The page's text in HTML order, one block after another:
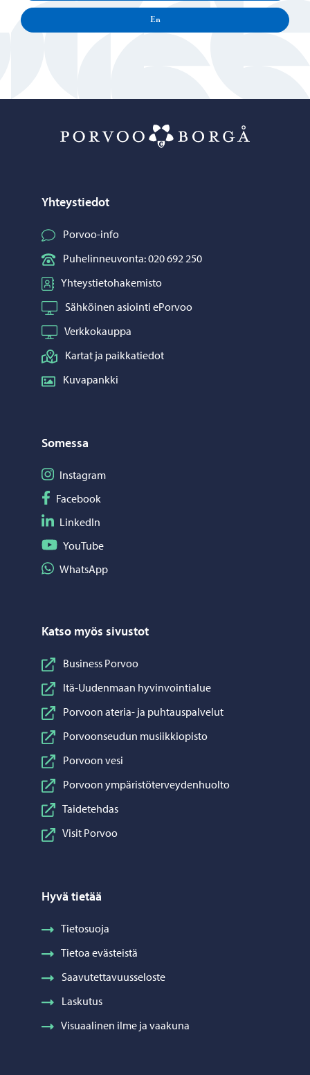
En
Yhteystiedot
Porvoo-info
Puhelinneuvonta: 020 692 250
Yhteystietohakemisto
Sähköinen asiointi ePorvoo
Verkkokauppa
Kartat ja paikkatiedot
Kuvapankki
Somessa
Seuraa Instagram
Instagram
Seuraa Facebook
Facebook
Seuraa LinkedIn
LinkedIn
Seuraa YouTube
YouTube
Jaa WhatsApp
WhatsApp
Katso myös sivustot
Business Porvoo
Itä-Uudenmaan hyvinvointialue
Porvoon ateria- ja puhtauspalvelut
Porvoonseudun musiikkiopisto
Porvoon vesi
Porvoon ympäristöterveydenhuolto
Taidetehdas
Visit Porvoo
Hyvä tietää
Tietosuoja
Tietoa evästeistä
Saavutettavuusseloste
Laskutus
Visuaalinen ilme ja vaakuna